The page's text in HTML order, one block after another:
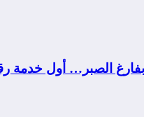
بفارغ الصبر… أول